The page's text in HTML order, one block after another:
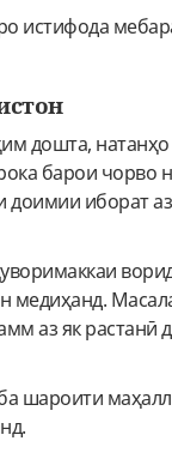
истифода
дошта,
барои чорво
доимии иборат
медиҳанд.
аз як растанӣ
шароити